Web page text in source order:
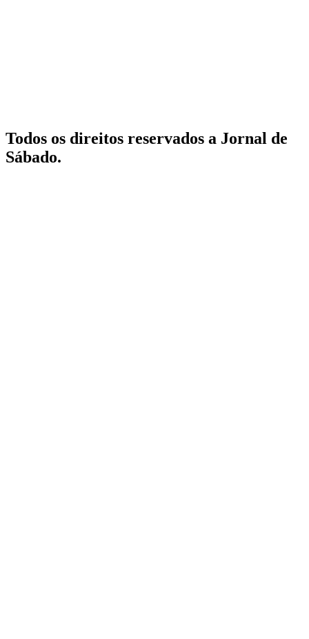
Todos os direitos reservados a Jornal de
Sábado.